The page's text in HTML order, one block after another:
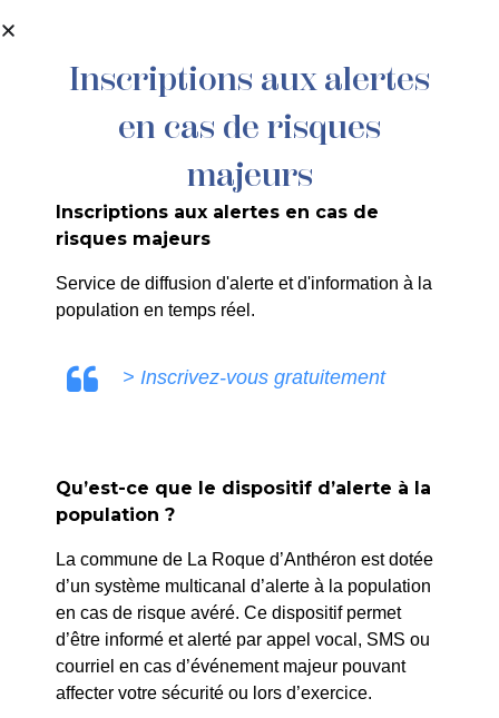
principal
Football
Accueil>Agenda>Football
Inscriptions aux alertes
en cas de risques
majeurs
Inscriptions aux alertes en cas de
risques majeurs
Service de diffusion d'alerte et d'information à la
population en temps réel.
> Inscrivez-vous gratuitement
Qu’est-ce que le dispositif d’alerte à la
population ?
La commune de La Roque d’Anthéron est dotée
d’un système multicanal d’alerte à la population
en cas de risque avéré. Ce dispositif permet
d’être informé et alerté par appel vocal, SMS ou
courriel en cas d’événement majeur pouvant
affecter votre sécurité ou lors d’exercice.